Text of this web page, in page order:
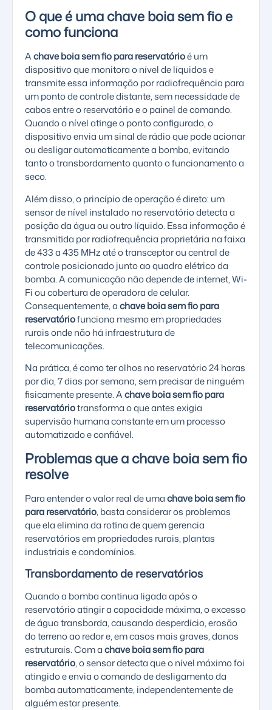
O que é uma chave boia sem fio e
como funciona
Achave boia sem fio para reservatórioé um
dispositivo que monitora o nível de líquidos e
transmite essa informação por radiofrequência para
um ponto de controle distante, sem necessidade de
cabos entre o reservatório e o painel de comando.
Quando o nível atinge o ponto configurado, o
dispositivo envia um sinal de rádio que pode acionar
ou desligar automaticamente a bomba, evitando
tanto o transbordamento quanto o funcionamento a
seco.
Além disso, o princípio de operação é direto: um
sensor de nível instalado no reservatório detecta a
posição da água ou outro líquido. Essa informação é
transmitida por radiofrequência proprietária na faixa
de 433 a 435 MHz até o transceptor ou central de
controle posicionado junto ao quadro elétrico da
bomba. A comunicação não depende de internet, Wi-
Fi ou cobertura de operadora de celular.
Consequentemente, achave boia sem fio para
reservatóriofunciona mesmo em propriedades
rurais onde não há infraestrutura de
telecomunicações.
Na prática, é como ter olhos no reservatório 24 horas
por dia, 7 dias por semana, sem precisar de ninguém
fisicamente presente. Achave boia sem fio para
reservatóriotransforma o que antes exigia
supervisão humana constante em um processo
automatizado e confiável.
Problemas que a chave boia sem fio
resolve
Para entender o valor real de umachave boia sem fio
para reservatório, basta considerar os problemas
que ela elimina da rotina de quem gerencia
reservatórios em propriedades rurais, plantas
industriais e condomínios.
Transbordamento de reservatórios
Quando a bomba continua ligada após o
reservatório atingir a capacidade máxima, o excesso
de água transborda, causando desperdício, erosão
do terreno ao redor e, em casos mais graves, danos
estruturais. Com achave boia sem fio para
reservatório, o sensor detecta que o nível máximo foi
atingido e envia o comando de desligamento da
bomba automaticamente, independentemente de
alguém estar presente.